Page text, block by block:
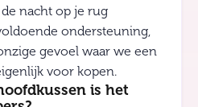
nacht op je rug
ondersteuning,
gevoel waar we een
voor kopen.
is het